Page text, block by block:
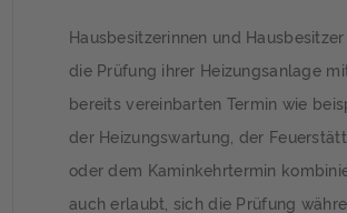
Hausbesitzerinnen und
die Prüfung ihrer Heizungsanlage
bereits vereinbarten Termin wie
der Heizungswartung, der
oder dem Kaminkehrtermin
auch erlaubt, sich die Prüfung